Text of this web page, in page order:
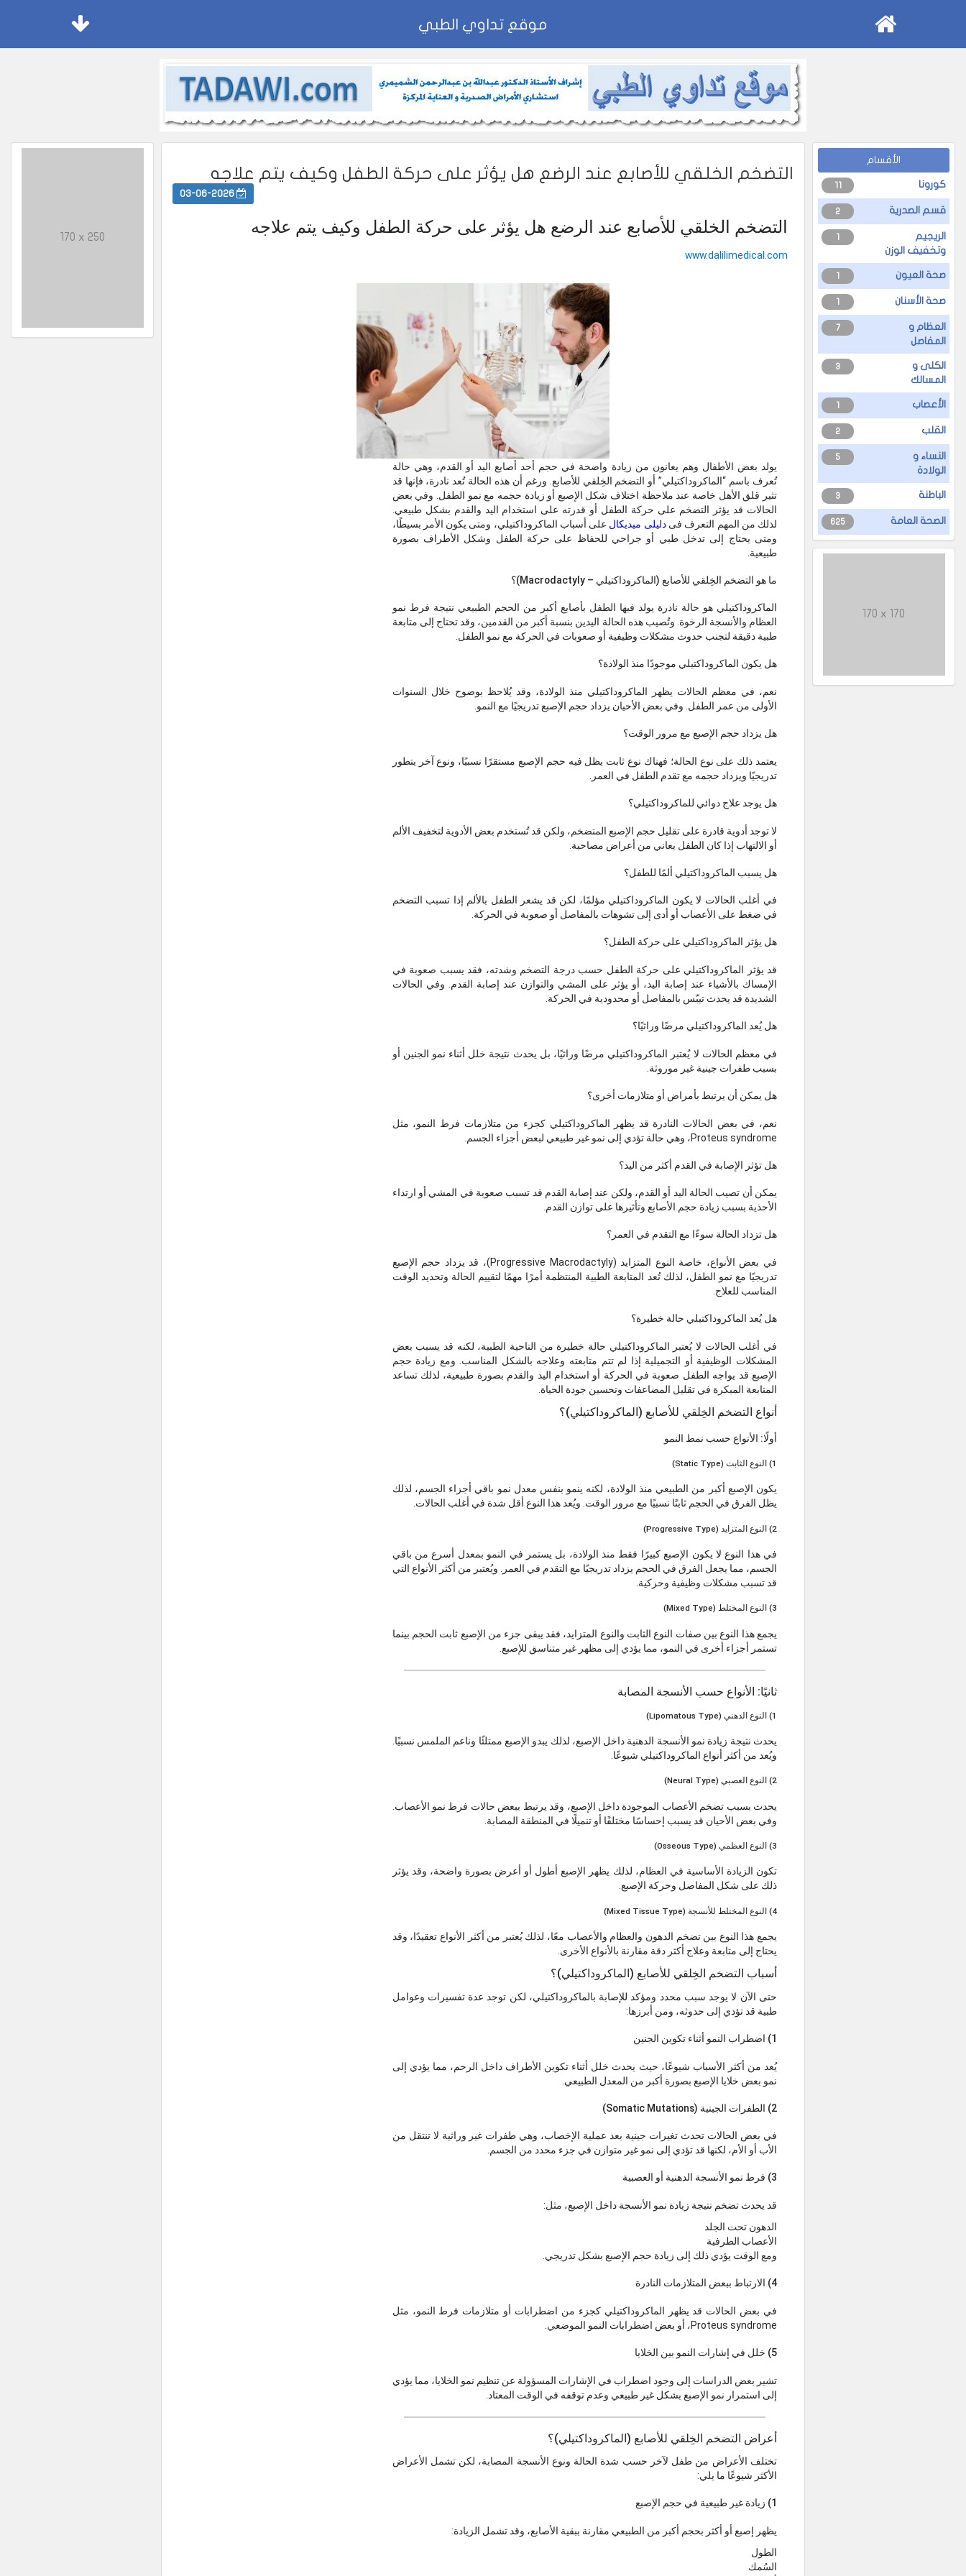
موقع تداوي الطبي
الأقسام
كورونا 11
قسم الصدرية 2
الريجيم
وتخفيف الوزن
1
صحة العيون 1
صحة الأسنان 1
العظام و
المفاصل
7
الكلى و
المسالك
3
الأعصاب 1
القلب 2
النساء و
الولادة
5
الباطنة 3
الصحة العامة 625
170 x 170
التضخم الخلقي للأصابع عند الرضع هل يؤثر على حركة الطفل وكيف يتم علاجه
التضخم الخلقي للأصابع عند الرضع هل يؤثر على حركة الطفل وكيف يتم علاجه
www.dalilimedical.com
يولد بعض الأطفال وهم يعانون من زيادة واضحة في حجم أحد أصابع اليد أو القدم، وهي حالة
تُعرف باسم “الماكروداكتيلي” أو التضخم الخِلقي للأصابع. ورغم أن هذه الحالة تُعد نادرة، فإنها قد
تثير قلق الأهل خاصة عند ملاحظة اختلاف شكل الإصبع أو زيادة حجمه مع نمو الطفل. وفي بعض
الحالات قد يؤثر التضخم على حركة الطفل أو قدرته على استخدام اليد والقدم بشكل طبيعي.
لذلك من المهم التعرف فىدليلى ميديكال على أسباب الماكروداكتيلي، ومتى يكون الأمر بسيطًا،
ومتى يحتاج إلى تدخل طبي أو جراحي للحفاظ على حركة الطفل وشكل الأطراف بصورة
طبيعية.
ما هو التضخم الخِلقي للأصابع (الماكروداكتيلي – Macrodactyly)؟
الماكروداكتيلي هو حالة نادرة يولد فيها الطفل بأصابع أكبر من الحجم الطبيعي نتيجة فرط نمو
العظام والأنسجة الرخوة. وتُصيب هذه الحالة اليدين بنسبة أكبر من القدمين، وقد تحتاج إلى متابعة
طبية دقيقة لتجنب حدوث مشكلات وظيفية أو صعوبات في الحركة مع نمو الطفل.
هل يكون الماكروداكتيلي موجودًا منذ الولادة؟
نعم، في معظم الحالات يظهر الماكروداكتيلي منذ الولادة، وقد يُلاحظ بوضوح خلال السنوات
الأولى من عمر الطفل. وفي بعض الأحيان يزداد حجم الإصبع تدريجيًا مع النمو.
هل يزداد حجم الإصبع مع مرور الوقت؟
يعتمد ذلك على نوع الحالة؛ فهناك نوع ثابت يظل فيه حجم الإصبع مستقرًا نسبيًا، ونوع آخر يتطور
تدريجيًا ويزداد حجمه مع تقدم الطفل في العمر.
هل يوجد علاج دوائي للماكروداكتيلي؟
لا توجد أدوية قادرة على تقليل حجم الإصبع المتضخم، ولكن قد تُستخدم بعض الأدوية لتخفيف الألم
أو الالتهاب إذا كان الطفل يعاني من أعراض مصاحبة.
هل يسبب الماكروداكتيلي ألمًا للطفل؟
في أغلب الحالات لا يكون الماكروداكتيلي مؤلمًا، لكن قد يشعر الطفل بالألم إذا تسبب التضخم
في ضغط على الأعصاب أو أدى إلى تشوهات بالمفاصل أو صعوبة في الحركة.
هل يؤثر الماكروداكتيلي على حركة الطفل؟
قد يؤثر الماكروداكتيلي على حركة الطفل حسب درجة التضخم وشدته، فقد يسبب صعوبة في
الإمساك بالأشياء عند إصابة اليد، أو يؤثر على المشي والتوازن عند إصابة القدم. وفي الحالات
الشديدة قد يحدث تيبّس بالمفاصل أو محدودية في الحركة.
هل يُعد الماكروداكتيلي مرضًا وراثيًا؟
في معظم الحالات لا يُعتبر الماكروداكتيلي مرضًا وراثيًا، بل يحدث نتيجة خلل أثناء نمو الجنين أو
بسبب طفرات جينية غير موروثة.
هل يمكن أن يرتبط بأمراض أو متلازمات أخرى؟
نعم، في بعض الحالات النادرة قد يظهر الماكروداكتيلي كجزء من متلازمات فرط النمو، مثل
Proteus syndrome، وهي حالة تؤدي إلى نمو غير طبيعي لبعض أجزاء الجسم.
هل تؤثر الإصابة في القدم أكثر من اليد؟
يمكن أن تصيب الحالة اليد أو القدم، ولكن عند إصابة القدم قد تسبب صعوبة في المشي أو ارتداء
الأحذية بسبب زيادة حجم الأصابع وتأثيرها على توازن القدم.
هل تزداد الحالة سوءًا مع التقدم في العمر؟
في بعض الأنواع، خاصة النوع المتزايد (Progressive Macrodactyly)، قد يزداد حجم الإصبع
تدريجيًا مع نمو الطفل، لذلك تُعد المتابعة الطبية المنتظمة أمرًا مهمًا لتقييم الحالة وتحديد الوقت
المناسب للعلاج.
هل يُعد الماكروداكتيلي حالة خطيرة؟
في أغلب الحالات لا يُعتبر الماكروداكتيلي حالة خطيرة من الناحية الطبية، لكنه قد يسبب بعض
المشكلات الوظيفية أو التجميلية إذا لم تتم متابعته وعلاجه بالشكل المناسب. ومع زيادة حجم
الإصبع قد يواجه الطفل صعوبة في الحركة أو استخدام اليد والقدم بصورة طبيعية، لذلك تساعد
المتابعة المبكرة في تقليل المضاعفات وتحسين جودة الحياة.
أنواع التضخم الخِلقي للأصابع (الماكروداكتيلي)؟
أولًا: الأنواع حسب نمط النمو
1) النوع الثابت (Static Type)
يكون الإصبع أكبر من الطبيعي منذ الولادة، لكنه ينمو بنفس معدل نمو باقي أجزاء الجسم، لذلك
يظل الفرق في الحجم ثابتًا نسبيًا مع مرور الوقت. ويُعد هذا النوع أقل شدة في أغلب الحالات.
2) النوع المتزايد (Progressive Type)
في هذا النوع لا يكون الإصبع كبيرًا فقط منذ الولادة، بل يستمر في النمو بمعدل أسرع من باقي
الجسم، مما يجعل الفرق في الحجم يزداد تدريجيًا مع التقدم في العمر. ويُعتبر من أكثر الأنواع التي
قد تسبب مشكلات وظيفية وحركية.
3) النوع المختلط (Mixed Type)
يجمع هذا النوع بين صفات النوع الثابت والنوع المتزايد، فقد يبقى جزء من الإصبع ثابت الحجم بينما
تستمر أجزاء أخرى في النمو، مما يؤدي إلى مظهر غير متناسق للإصبع.
ثانيًا: الأنواع حسب الأنسجة المصابة
1) النوع الدهني (Lipomatous Type)
يحدث نتيجة زيادة نمو الأنسجة الدهنية داخل الإصبع، لذلك يبدو الإصبع ممتلئًا وناعم الملمس نسبيًا.
ويُعد من أكثر أنواع الماكروداكتيلي شيوعًا.
2) النوع العصبي (Neural Type)
يحدث بسبب تضخم الأعصاب الموجودة داخل الإصبع، وقد يرتبط ببعض حالات فرط نمو الأعصاب.
وفي بعض الأحيان قد يسبب إحساسًا مختلفًا أو تنميلًا في المنطقة المصابة.
3) النوع العظمي (Osseous Type)
تكون الزيادة الأساسية في العظام، لذلك يظهر الإصبع أطول أو أعرض بصورة واضحة، وقد يؤثر
ذلك على شكل المفاصل وحركة الإصبع.
4) النوع المختلط للأنسجة (Mixed Tissue Type)
يجمع هذا النوع بين تضخم الدهون والعظام والأعصاب معًا، لذلك يُعتبر من أكثر الأنواع تعقيدًا، وقد
يحتاج إلى متابعة وعلاج أكثر دقة مقارنة بالأنواع الأخرى.
أسباب التضخم الخِلقي للأصابع (الماكروداكتيلي)؟
حتى الآن لا يوجد سبب محدد ومؤكد للإصابة بالماكروداكتيلي، لكن توجد عدة تفسيرات وعوامل
طبية قد تؤدي إلى حدوثه، ومن أبرزها:
1) اضطراب النمو أثناء تكوين الجنين
يُعد من أكثر الأسباب شيوعًا، حيث يحدث خلل أثناء تكوين الأطراف داخل الرحم، مما يؤدي إلى
نمو بعض خلايا الإصبع بصورة أكبر من المعدل الطبيعي.
2) الطفرات الجينية (Somatic Mutations)
في بعض الحالات تحدث تغيرات جينية بعد عملية الإخصاب، وهي طفرات غير وراثية لا تنتقل من
الأب أو الأم، لكنها قد تؤدي إلى نمو غير متوازن في جزء محدد من الجسم.
3) فرط نمو الأنسجة الدهنية أو العصبية
قد يحدث تضخم نتيجة زيادة نمو الأنسجة داخل الإصبع، مثل:
الدهون تحت الجلد
الأعصاب الطرفية
ومع الوقت يؤدي ذلك إلى زيادة حجم الإصبع بشكل تدريجي.
4) الارتباط ببعض المتلازمات النادرة
في بعض الحالات قد يظهر الماكروداكتيلي كجزء من اضطرابات أو متلازمات فرط النمو، مثل
Proteus syndrome، أو بعض اضطرابات النمو الموضعي.
5) خلل في إشارات النمو بين الخلايا
تشير بعض الدراسات إلى وجود اضطراب في الإشارات المسؤولة عن تنظيم نمو الخلايا، مما يؤدي
إلى استمرار نمو الإصبع بشكل غير طبيعي وعدم توقفه في الوقت المعتاد.
أعراض التضخم الخِلقي للأصابع (الماكروداكتيلي)؟
تختلف الأعراض من طفل لآخر حسب شدة الحالة ونوع الأنسجة المصابة، لكن تشمل الأعراض
الأكثر شيوعًا ما يلي:
1) زيادة غير طبيعية في حجم الإصبع
يظهر إصبع أو أكثر بحجم أكبر من الطبيعي مقارنة ببقية الأصابع، وقد تشمل الزيادة:
الطول
السُمك
170 x 250